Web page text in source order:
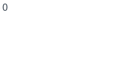
0